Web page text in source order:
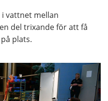
i vattnet mellan
del trixande för att få
plats.